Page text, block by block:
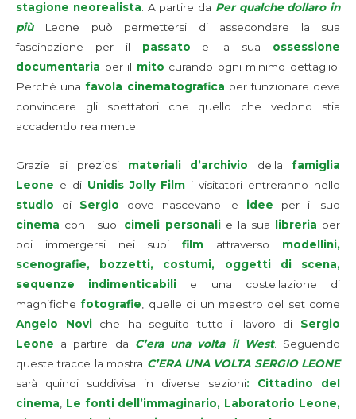
stagione neorealista. A partire da Per qualche dollaro in
piùLeone può permettersi di assecondare la sua
fascinazione per il passato e la sua ossessione
documentaria per il mito curando ogni minimo dettaglio.
Perché una favola cinematografica per funzionare deve
convincere gli spettatori che quello che vedono stia
accadendo realmente.
Grazie ai preziosimateriali d’archivio della famiglia
Leone e di Unidis Jolly Film i visitatori entreranno nello
studio di Sergio dove nascevano le idee per il suo
cinema con i suoi cimeli personalie la sua libreria per
poi immergersi nei suoifilm attraverso modellini,
scenografie, bozzetti, costumi, oggetti di scena,
sequenze indimenticabili e una costellazione di
magnifiche fotografie, quelle di un maestro del set come
Angelo Noviche ha seguito tutto il lavoro di Sergio
Leone a partire da C’era una volta il West. Seguendo
queste tracce la mostra C’ERA UNA VOLTA SERGIO LEONE
sarà quindi suddivisa in diverse sezioni: Cittadino del
cinema, Le fonti dell’immaginario, Laboratorio Leone,